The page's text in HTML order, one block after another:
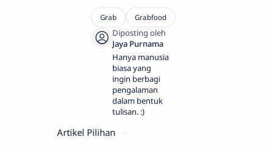
Hanya manusia
biasa yang
ingin berbagi
pengalaman
dalam bentuk
tulisan. :)
Artikel Pilihan